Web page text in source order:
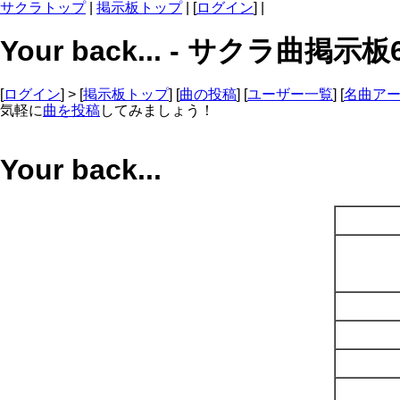
サクラトップ| 掲示板トップ| [ログイン] |
Your back... - サクラ曲掲示板
[ログイン] > [掲示板トップ] [曲の投稿] [ユーザー一覧] [名曲ア
気軽に曲を投稿してみましょう！
Your back...